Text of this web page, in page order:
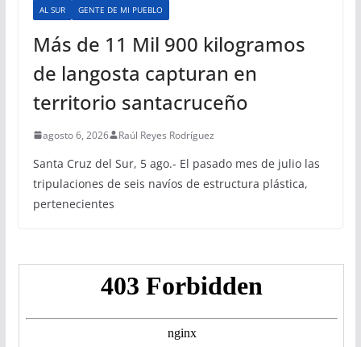
AL SUR GENTE DE MI PUEBLO
Más de 11 Mil 900 kilogramos
de langosta capturan en
territorio santacruceño
agosto 6, 2026 Raúl Reyes Rodríguez
Santa Cruz del Sur, 5 ago.- El pasado mes de julio las
tripulaciones de seis navíos de estructura plástica,
pertenecientes